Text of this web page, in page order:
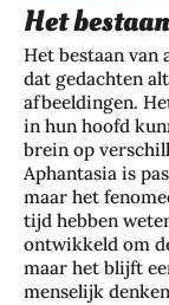
Het
Het bestaan van
dat gedachten
afbeeldingen.
in hun hoofd
brein op
Aphantasia is
maar het
tijd hebben
ontwikkeld om
maar het blijft
menselijk